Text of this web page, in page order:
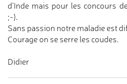
d'Inde mais pour les concours
;-).
Sans passion notre maladie est
Courage on se serre les coudes.
Didier